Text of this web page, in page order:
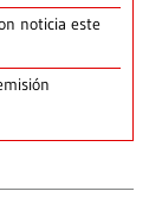
noticia este